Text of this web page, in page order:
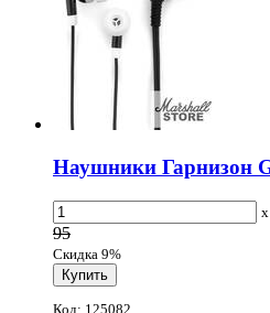
Наушники Гарнизон
x
95
Скидка 9%
Код: 125082